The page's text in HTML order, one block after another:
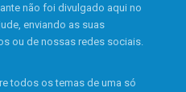
não foi divulgado aqui no
enviando as suas
ou de nossas redes sociais.
todos os temas de uma só